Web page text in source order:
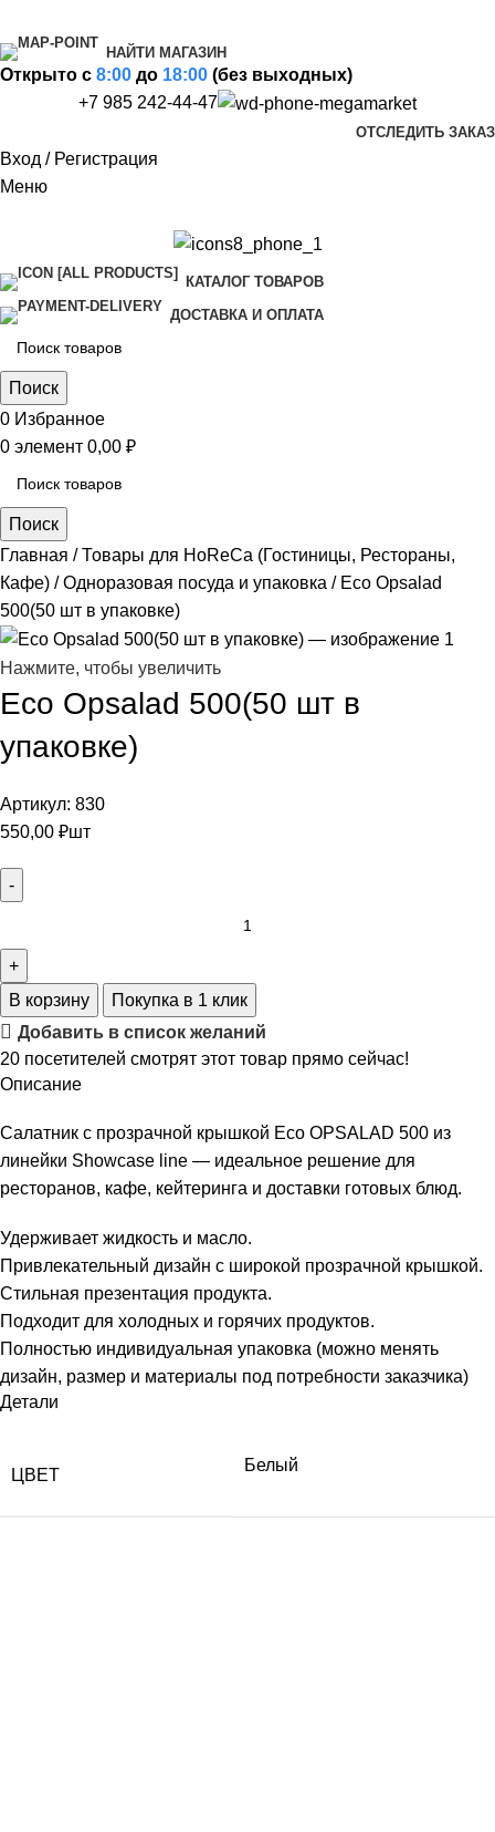
НАЙТИ МАГАЗИН
Открыто c 8:00 до 18:00 (без выходных)
+7 985 242-44-47
ОТСЛЕДИТЬ ЗАКАЗ
Вход / Регистрация
Меню
КАТАЛОГ ТОВАРОВ
ДОСТАВКА И ОПЛАТА
Поиск
0 Избранное
0 элемент 0,00 ₽
Поиск
Главная
Товары для HoReCa (Гостиницы, Рестораны,
Кафе)
Одноразовая посуда и упаковка
Eco Opsalad
500(50 шт в упаковке)
Нажмите, чтобы увеличить
Eco Opsalad 500(50 шт в
упаковке)
Артикул: 830
550,00 ₽шт
В корзину
Покупка в 1 клик
Добавить в список желаний
20 посетителей смотрят этот товар прямо сейчас!
Описание
Салатник с прозрачной крышкой Eco OPSALAD 500 из
линейки Showcase line — идеальное решение для
ресторанов, кафе, кейтеринга и доставки готовых блюд.
Удерживает жидкость и масло.
Привлекательный дизайн с широкой прозрачной крышкой.
Стильная презентация продукта.
Подходит для холодных и горячих продуктов.
Полностью индивидуальная упаковка (можно менять
дизайн, размер и материалы под потребности заказчика)
Детали
ЦВЕТ
Белый